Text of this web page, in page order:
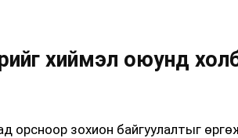
хиймэл оюунд
орсноор зохион байгуулалтыг